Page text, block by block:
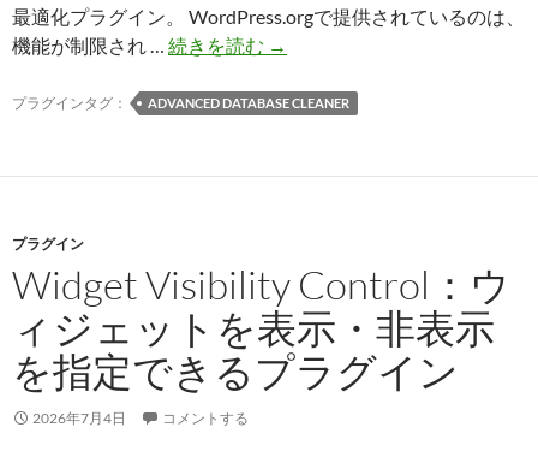
最適化プラグイン。 WordPress.orgで提供されているのは、
機能が制限され … 続きを読む Advanced
Cleaner：
し
た
デ
ー
タ
→
プラグインタグ： ADVANCED DATABASE CLEANER
プラグイン
Widget Visibility Control：ウ
ィジェットを表示・非表示
を指定できるプラグイン
2026年7月4日 コメントする